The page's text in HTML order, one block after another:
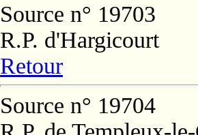
Source n° 19703
R.P. d'Hargicourt
Retour
Source n° 19704